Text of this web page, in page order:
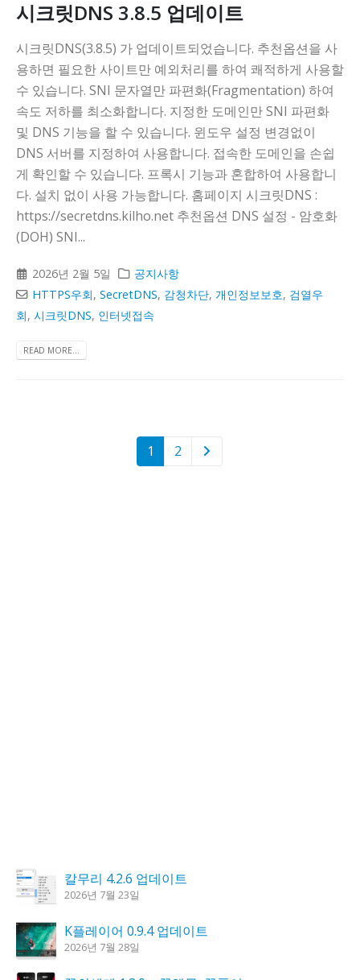
시크릿DNS 3.8.5 업데이트
시크릿DNS(3.8.5) 가 업데이트되었습니다. 추천옵션을 사
용하면 필요한 사이트만 예외처리를 하여 쾌적하게 사용할
수 있습니다. SNI 문자열만 파편화(Fragmentation) 하여
속도 저하를 최소화합니다. 지정한 도메인만 SNI 파편화
및 DNS 기능을 할 수 있습니다. 윈도우 설정 변경없이
DNS 서버를 지정하여 사용합니다. 접속한 도메인을 손쉽
게 확인할 수 있습니다. 프록시 기능과 혼합하여 사용합니
다. 설치 없이 사용 가능합니다. 홈페이지 시크릿DNS :
https://secretdns.kilho.net 추천옵션 DNS 설정 - 암호화
(DOH) SNI...
2026년 2월 5일
공지사항
HTTPS우회,SecretDNS, 감청차단,개인정보보호, 검열우
회, 시크릿DNS, 인터넷접속
READ MORE...
1 2
칼무리 4.2.6 업데이트
2026년 7월 23일
K플레이어 0.9.4 업데이트
2026년 7월 28일